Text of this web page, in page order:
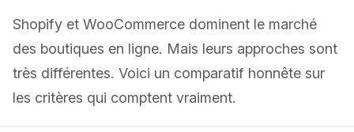
Shopify et WooCommerce dominent le marché
des boutiques en ligne. Mais leurs approches sont
très différentes. Voici un comparatif honnête sur
les critères qui comptent vraiment.